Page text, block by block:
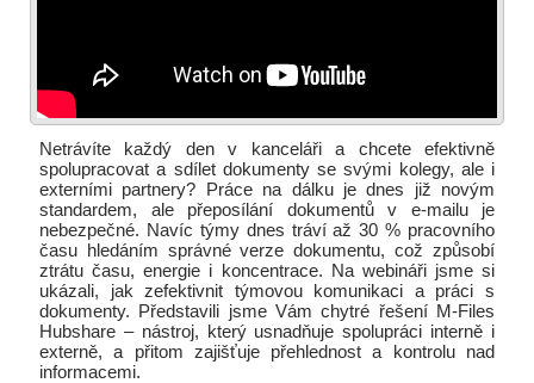
Netrávíte každý den v kanceláři a chcete efektivně
spolupracovat a sdílet dokumenty se svými kolegy, ale i
externími partnery? Práce na dálku je dnes již novým
standardem, ale přeposílání dokumentů v e-mailu je
nebezpečné. Navíc týmy dnes tráví až 30 % pracovního
času hledáním správné verze dokumentu, což způsobí
ztrátu času, energie i koncentrace. Na webináři jsme si
ukázali, jak zefektivnit týmovou komunikaci a práci s
dokumenty. Představili jsme Vám chytré řešení M-Files
Hubshare – nástroj, který usnadňuje spolupráci interně i
externě, a přitom zajišťuje přehlednost a kontrolu nad
informacemi.